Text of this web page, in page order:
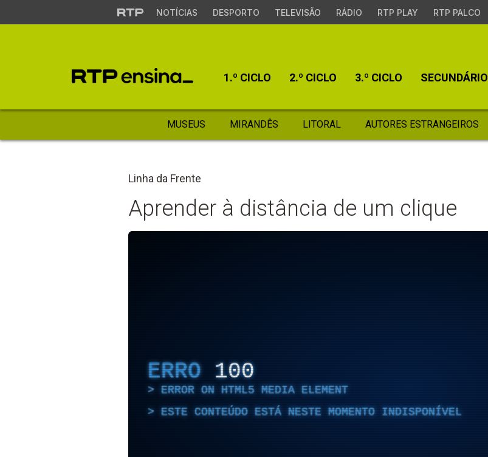
NOTÍCIAS DESPORTO TELEVISÃO RÁDIO RTP PLAY RTP PALCO
1.º CICLO 2.º CICLO 3.º CICLO SECUNDÁRIO
MUSEUS MIRANDÊS LITORAL AUTORES ESTRANGEIROS
Linha da Frente
Aprender à distância de um clique
ERRO 100
ERROR ON HTML5 MEDIA ELEMENT
ESTE CONTEÚDO ESTÁ NESTE MOMENTO INDISPONÍVEL